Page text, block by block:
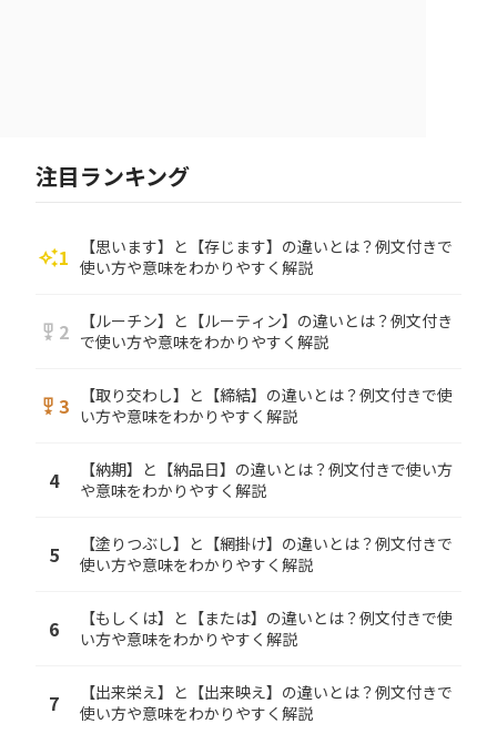
注目ランキング
auto_awesome1
【思います】と【存じます】の違いとは？例文付きで
使い方や意味をわかりやすく解説
military_tech 2
【ルーチン】と【ルーティン】の違いとは？例文付き
で使い方や意味をわかりやすく解説
military_tech 3
【取り交わし】と【締結】の違いとは？例文付きで使
い方や意味をわかりやすく解説
4
【納期】と【納品日】の違いとは？例文付きで使い方
や意味をわかりやすく解説
5
【塗りつぶし】と【網掛け】の違いとは？例文付きで
使い方や意味をわかりやすく解説
6
【もしくは】と【または】の違いとは？例文付きで使
い方や意味をわかりやすく解説
7
【出来栄え】と【出来映え】の違いとは？例文付きで
使い方や意味をわかりやすく解説